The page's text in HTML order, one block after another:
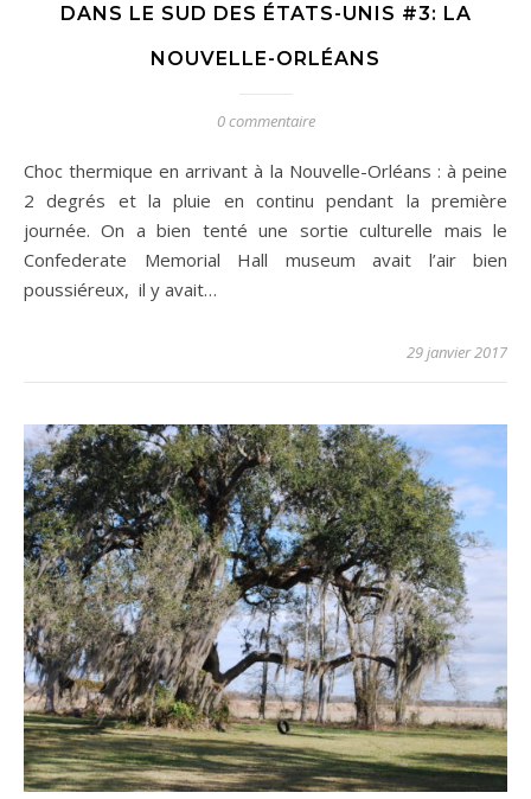
DANS LE SUD DES ÉTATS-UNIS #3: LA
NOUVELLE-ORLÉANS
0 commentaire
Choc thermique en arrivant à la Nouvelle-Orléans : à peine
2 degrés et la pluie en continu pendant la première
journée. On a bien tenté une sortie culturelle mais le
Confederate Memorial Hall museum avait l’air bien
poussiéreux, il y avait…
29 janvier 2017